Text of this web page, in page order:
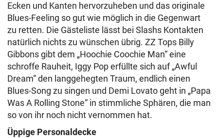
Ecken und Kanten hervorzuheben und das originale
Blues-Feeling so gut wie möglich in die Gegenwart
zu retten. Die Gästeliste lässt bei Slashs Kontakten
natürlich nichts zu wünschen übrig. ZZ Tops Billy
Gibbons gibt dem „Hoochie Coochie Man“ eine
schroffe Rauheit, Iggy Pop erfüllte sich auf „Awful
Dream“ den langgehegten Traum, endlich einen
Blues-Song zu singen und Demi Lovato geht in „Papa
Was A Rolling Stone“ in stimmliche Sphären, die man
so von ihr noch nicht vernommen hat.
Üppige Personaldecke